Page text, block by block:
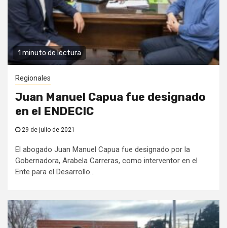
1 minuto de lectura
Regionales
Juan Manuel Capua fue designado
en el ENDECIC
29 de julio de 2021
El abogado Juan Manuel Capua fue designado por la
Gobernadora, Arabela Carreras, como interventor en el
Ente para el Desarrollo...